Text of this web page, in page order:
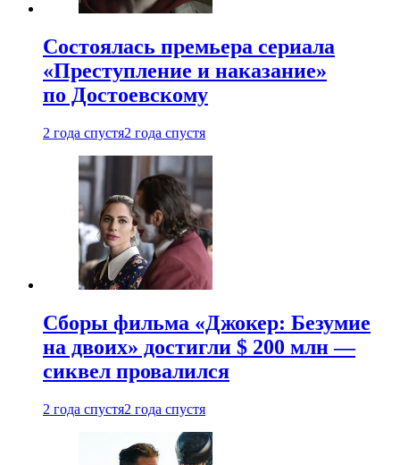
Состоялась премьера сериала
«Преступление и наказание»
по Достоевскому
2 года спустя2 года спустя
Сборы фильма «Джокер: Безумие
на двоих» достигли $ 200 млн —
сиквел провалился
2 года спустя2 года спустя